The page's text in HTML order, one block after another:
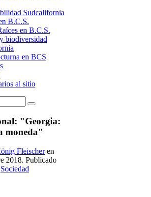
Sudcalifornia
B.C.S.
en B.C.S.
biodiversidad
en BCS
al sitio
"Georgia:
moneda"
Fleischeren
2018. Publicado
Sociedad